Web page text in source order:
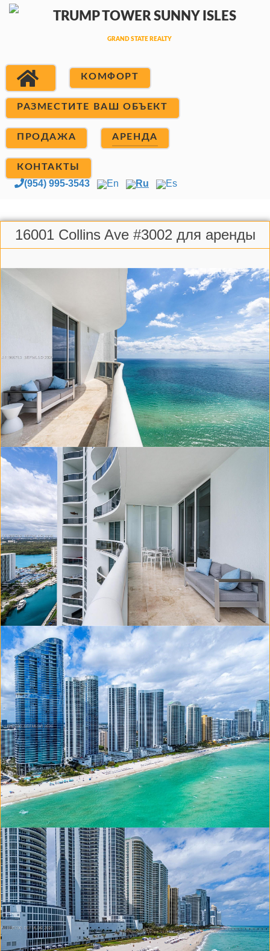
КОМФОРТ
РАЗМЕСТИТЕ ВАШ ОБЪЕКТ
ПРОДАЖА АРЕНДА
КОНТАКТЫ
(954) 995-3543 En Ru Es
16001 Collins Ave #3002 для аренды